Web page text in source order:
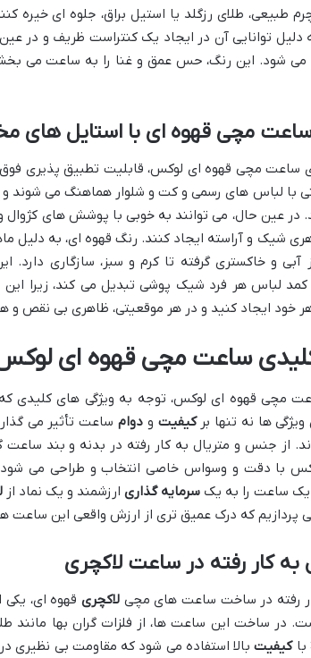
طبیعی، طلای رزگلد یا استیل براق، جلوه ای خیره
توانایی آن در ایجاد یک کنتراست ظریف و در
می شود. این رنگ، حس عمق و غنا را به ساعت می
مچی قهوه ای با استایل های
ساعت مچی قهوه ای لوکس، قابلیت تطبیق پذیری
با لباس های رسمی و کت و شلوار هماهنگ می شوند و
در عین حال، می توانند به خوبی با پوشش های
شیک و آراسته ایجاد کنند. رنگ قهوه ای، به
آبی و خاکستری گرفته تا کرم و سبز، سازگاری
لباس هر فرد شیک پوشی تبدیل می کند، زیرا این
خود ایجاد کنید و در هر موقعیتی، ظاهری بی نقص
ساعت مچی قهوه ای
مچی قهوه ای لوکس، توجه به ویژگی های کلیدی که
ها نه تنها برکیفیت ودوام ساعت تأثیر می
از جنس و متریال به کار رفته در بدنه و بند
با دقت و وسواس خاصی انتخاب و طراحی می
ساعت را به یک سرمایه گذاریارزشمند و یک نماد از
پردازیم که درک عمیق تری از ارزش واقعی این ساعت
کار رفته در ساعت لاکچری
رفته در ساخت ساعت های مچی لاکچریقهوه ای، یکی
در ساخت این ساعت ها، از فلزات گران بها مانند
کیفیتبالا استفاده می شود که مقاومت بی نظیری